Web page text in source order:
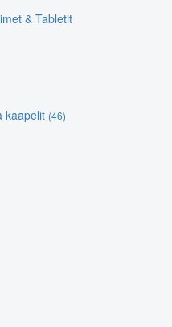
& Tabletit
kaapelit (46)